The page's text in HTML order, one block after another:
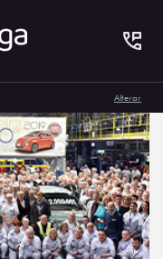
Alterar